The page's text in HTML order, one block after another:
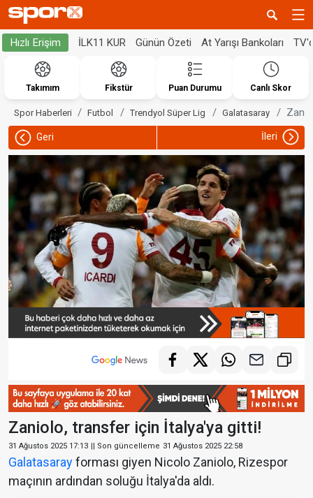
Hızlı Erişim İLK11 KUR Günün Özeti At Yarışı Bankoları
Takımım Fikstür Puan Durumu Canlı Skor
Spor Haberleri Futbol Trendyol Süper Lig Galatasaray
Geri İleri
Zaniolo, transfer için İtalya'ya gitti!
31 Ağustos 2025 17:13 || Son güncelleme 31 Ağustos 2025 22:58
Galatasarayforması giyen Nicolo Zaniolo, Rizespor
maçının ardından soluğu İtalya'da aldı.